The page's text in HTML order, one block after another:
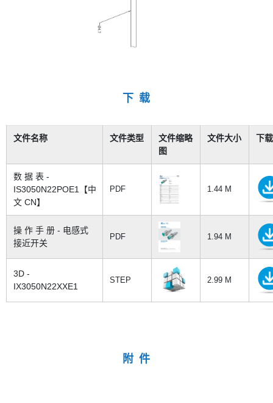
下 载
文件名称 文件类型
文件缩略
图
文件大小 下
数 据 表 -
IS3050N22POE1【中
文 CN】
PDF 1.44 M
操 作 手 册 - 电感式
接近开关
PDF 1.94 M
3D -
IX3050N22XXE1
STEP 2.99 M
附 件